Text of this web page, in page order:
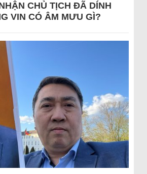
CHỦ TỊCH ĐÃ DÍNH
VIN CÓ ÂM MƯU GÌ?